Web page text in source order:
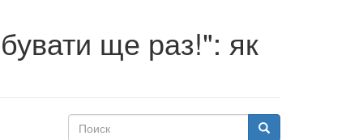
ще раз!": як
Поиск Поиск